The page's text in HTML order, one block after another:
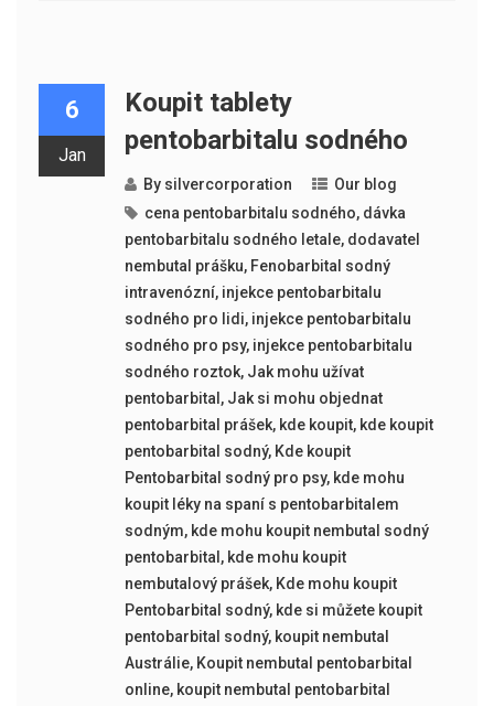
6
Jan
Koupit tablety
pentobarbitalu sodného
By silvercorporation
Our blog
cena pentobarbitalu sodného, dávka
pentobarbitalu sodného letale, dodavatel
nembutal prášku, Fenobarbital sodný
intravenózní, injekce pentobarbitalu
sodného pro lidi, injekce pentobarbitalu
sodného pro psy, injekce pentobarbitalu
sodného roztok, Jak mohu užívat
pentobarbital , Jak si mohu objednat
pentobarbital prášek, kde koupit, kde koupit
pentobarbital sodný, Kde koupit
Pentobarbital sodný pro psy, kde mohu
koupit léky na spaní s pentobarbitalem
sodným, kde mohu koupit nembutal sodný
pentobarbital , kde mohu koupit
nembutalový prášek, Kde mohu koupit
Pentobarbital sodný, kde si můžete koupit
pentobarbital sodný, koupit nembutal
Austrálie, Koupit nembutal pentobarbital
online, koupit nembutal pentobarbital